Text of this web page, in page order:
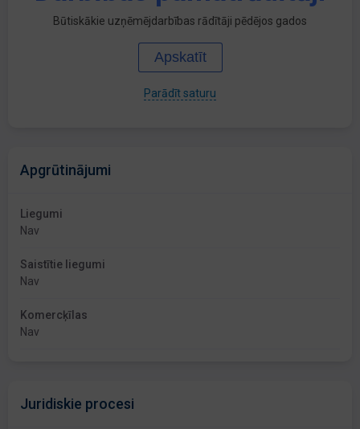
Būtiskākie uzņēmējdarbības rādītāji pēdējos gados
Apskatīt
Parādīt saturu
Apgrūtinājumi
Liegumi
Nav
Saistītie liegumi
Nav
Komercķīlas
Nav
Juridiskie procesi